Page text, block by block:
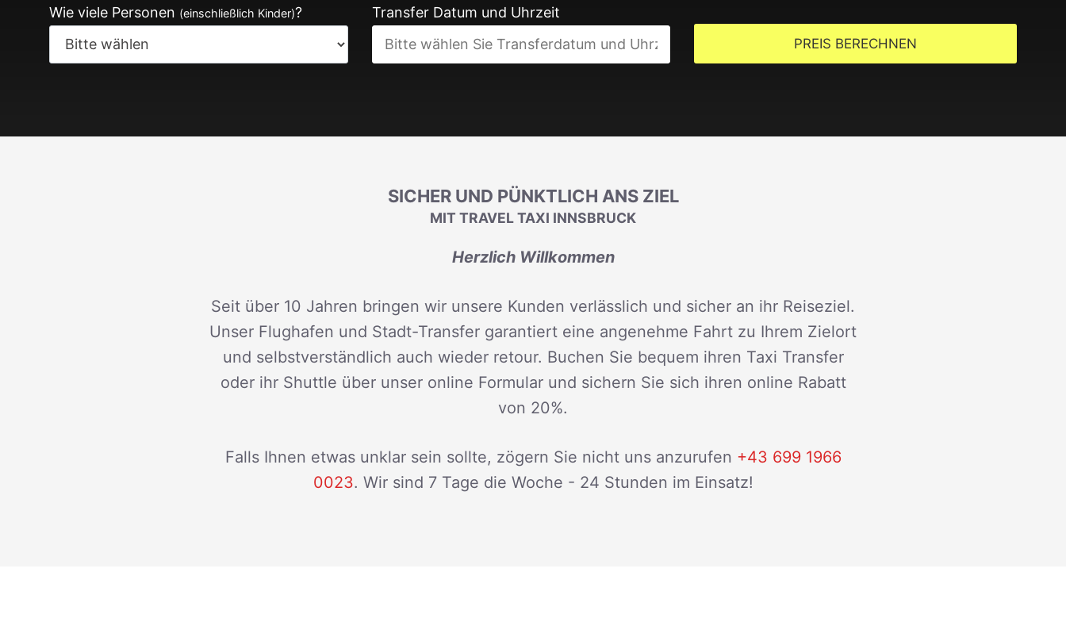
Wie viele Personen (einschließlich Kinder)? Transfer Datum und Uhrzeit
PREIS BERECHNEN
SICHER UND PÜNKTLICH ANS ZIEL
MIT TRAVEL TAXI INNSBRUCK
Herzlich Willkommen
Seit über 10 Jahren bringen wir unsere Kunden verlässlich und sicher an ihr Reiseziel.
Unser Flughafen und Stadt-Transfer garantiert eine angenehme Fahrt zu Ihrem Zielort
und selbstverständlich auch wieder retour. Buchen Sie bequem ihren Taxi Transfer
oder ihr Shuttle über unser online Formular und sichern Sie sich ihren online Rabatt
von 20%.
Falls Ihnen etwas unklar sein sollte, zögern Sie nicht uns anzurufen +43 699 1966
0023. Wir sind 7 Tage die Woche - 24 Stunden im Einsatz!